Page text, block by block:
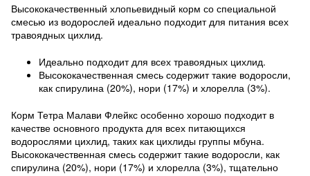
Высококачественный хлопьевидный корм со специальной
смесью из водорослей идеально подходит для питания всех
травоядных цихлид.
Идеально подходит для всех травоядных цихлид.
Высококачественная смесь содержит такие водоросли,
как спирулина (20%), нори (17%) и хлорелла (3%).
Корм Тетра Малави Флейкс особенно хорошо подходит в
качестве основного продукта для всех питающихся
водорослями цихлид, таких как цихлиды группы мбуна.
Высококачественная смесь содержит такие водоросли, как
спирулина (20%), нори (17%) и хлорелла (3%), тщательно